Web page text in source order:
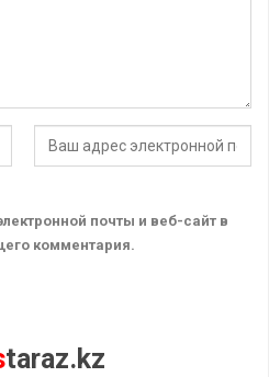
почты и веб-сайт в
комментария.
taraz.kz